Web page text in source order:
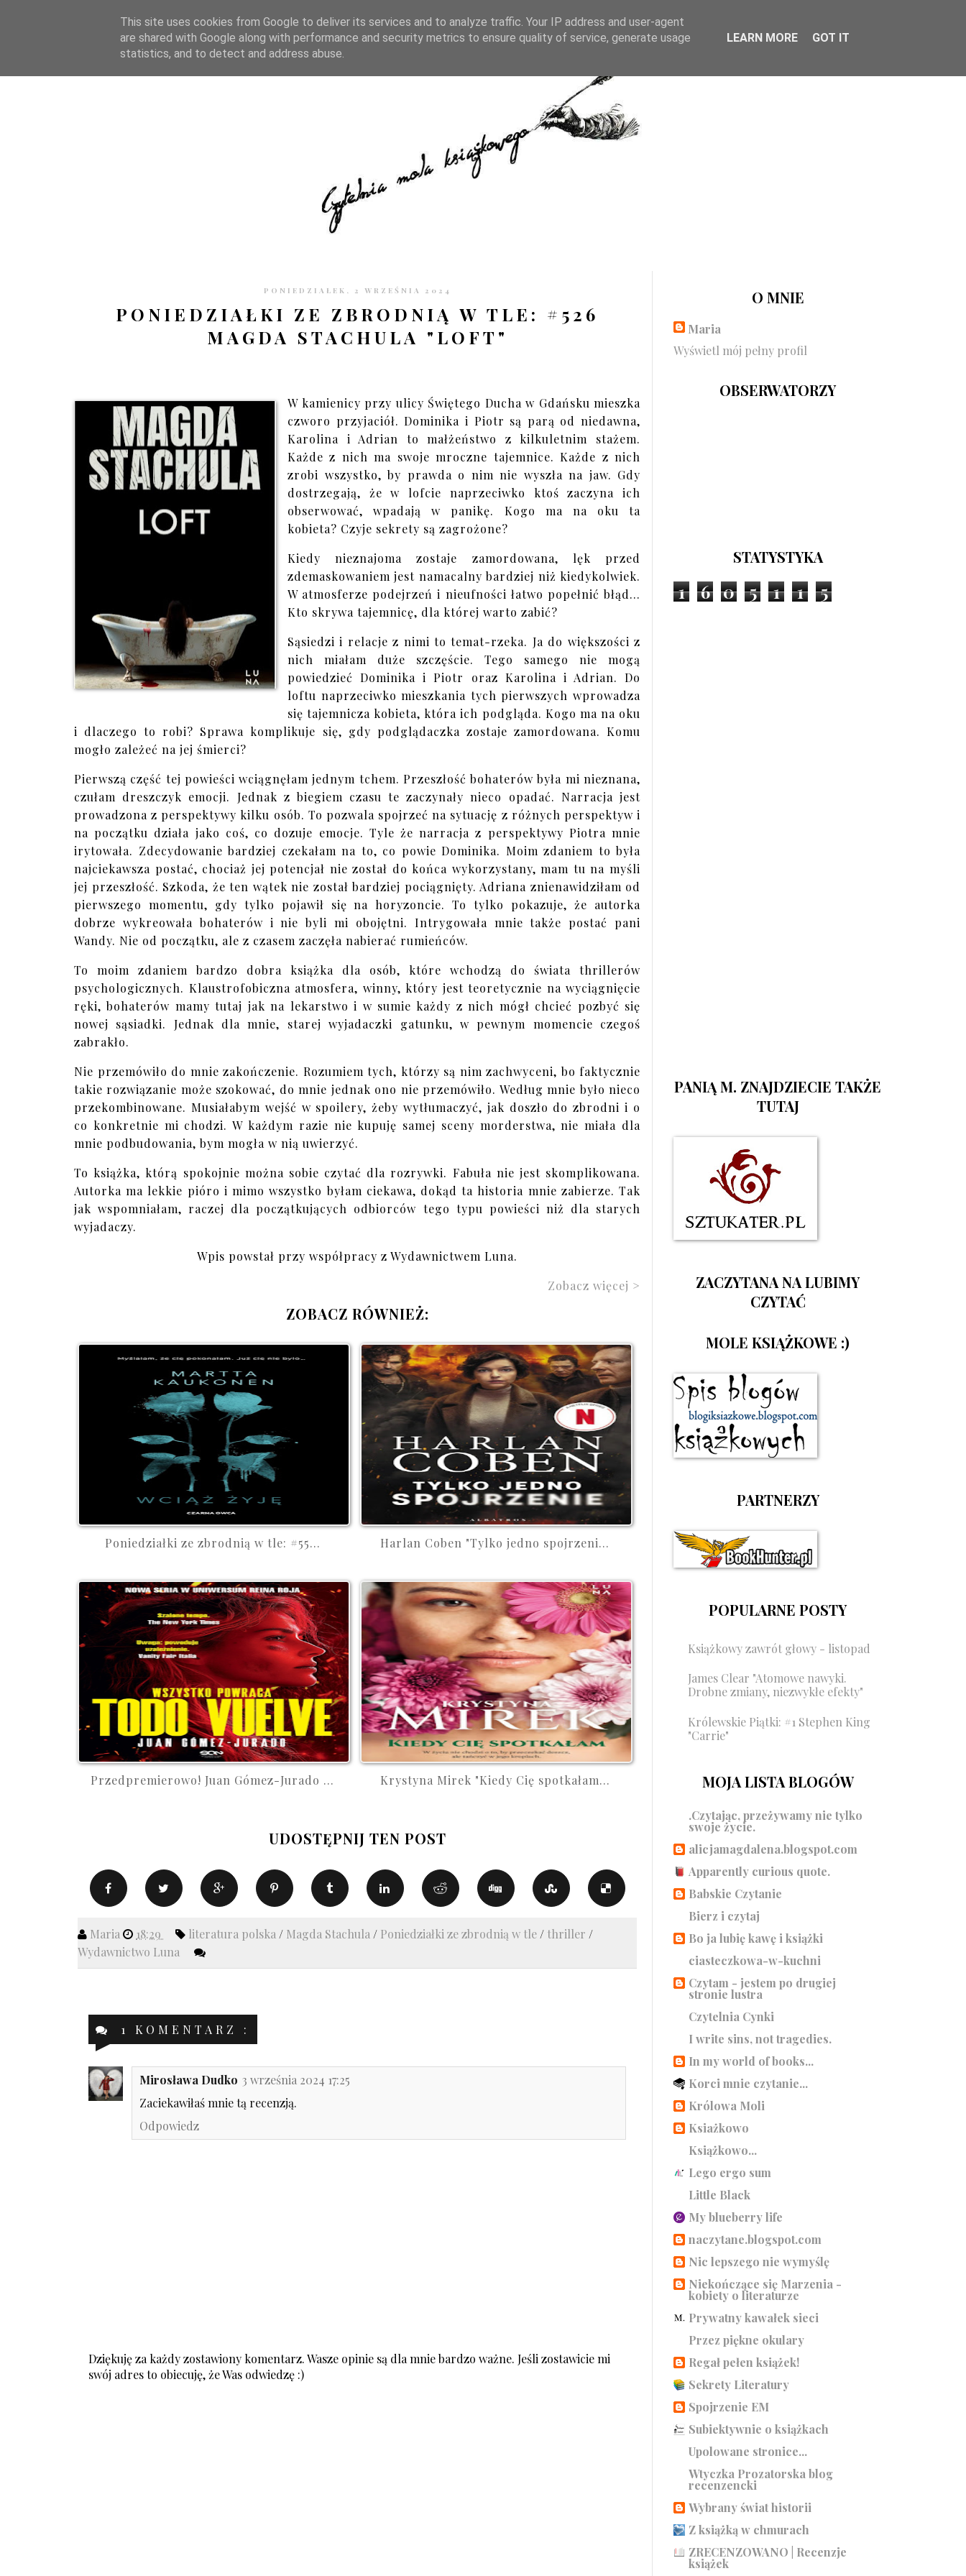
STRONA GŁÓWNA WSPÓŁPRACA RECENZJE O STRONIE KONTAKT CZYTELNIA PO GODZINACH
PONIEDZIAŁEK, 2 WRZEŚNIA 2024
PONIEDZIAŁKI ZE ZBRODNIĄ W TLE: #526
MAGDA STACHULA "LOFT"
W kamienicy przy ulicy Świętego Ducha w Gdańsku mieszka
czworo przyjaciół. Dominika i Piotr są parą od niedawna,
Karolina i Adrian to małżeństwo z kilkuletnim stażem.
Każde z nich ma swoje mroczne tajemnice. Każde z nich
zrobi wszystko, by prawda o nim nie wyszła na jaw. Gdy
dostrzegają, że w lofcie naprzeciwko ktoś zaczyna ich
obserwować, wpadają w panikę. Kogo ma na oku ta
kobieta? Czyje sekrety są zagrożone?
Kiedy nieznajoma zostaje zamordowana, lęk przed
zdemaskowaniem jest namacalny bardziej niż kiedykolwiek.
W atmosferze podejrzeń i nieufności łatwo popełnić błąd…
Kto skrywa tajemnicę, dla której warto zabić?
Sąsiedzi i relacje z nimi to temat-rzeka. Ja do większości z
nich miałam duże szczęście. Tego samego nie mogą
powiedzieć Dominika i Piotr oraz Karolina i Adrian. Do
loftu naprzeciwko mieszkania tych pierwszych wprowadza
się tajemnicza kobieta, która ich podgląda. Kogo ma na oku
i dlaczego to robi? Sprawa komplikuje się, gdy podglądaczka zostaje zamordowana. Komu
mogło zależeć na jej śmierci?
Pierwszą część tej powieści wciągnęłam jednym tchem. Przeszłość bohaterów była mi nieznana,
czułam dreszczyk emocji. Jednak z biegiem czasu te zaczynały nieco opadać. Narracja jest
prowadzona z perspektywy kilku osób. To pozwala spojrzeć na sytuację z różnych perspektyw i
na początku działa jako coś, co dozuje emocje. Tyle że narracja z perspektywy Piotra mnie
irytowała. Zdecydowanie bardziej czekałam na to, co powie Dominika. Moim zdaniem to była
najciekawsza postać, chociaż jej potencjał nie został do końca wykorzystany, mam tu na myśli
jej przeszłość. Szkoda, że ten wątek nie został bardziej pociągnięty. Adriana znienawidziłam od
pierwszego momentu, gdy tylko pojawił się na horyzoncie. To tylko pokazuje, że autorka
dobrze wykreowała bohaterów i nie byli mi obojętni. Intrygowała mnie także postać pani
Wandy. Nie od początku, ale z czasem zaczęła nabierać rumieńców.
To moim zdaniem bardzo dobra książka dla osób, które wchodzą do świata thrillerów
psychologicznych. Klaustrofobiczna atmosfera, winny, który jest teoretycznie na wyciągnięcie
ręki, bohaterów mamy tutaj jak na lekarstwo i w sumie każdy z nich mógł chcieć pozbyć się
nowej sąsiadki. Jednak dla mnie, starej wyjadaczki gatunku, w pewnym momencie czegoś
zabrakło.
Nie przemówiło do mnie zakończenie. Rozumiem tych, którzy są nim zachwyceni, bo faktycznie
takie rozwiązanie może szokować, do mnie jednak ono nie przemówiło. Według mnie było nieco
przekombinowane. Musiałabym wejść w spoilery, żeby wytłumaczyć, jak doszło do zbrodni i o
co konkretnie mi chodzi. W każdym razie nie kupuję samej sceny morderstwa, nie miała dla
mnie podbudowania, bym mogła w nią uwierzyć.
To książka, którą spokojnie można sobie czytać dla rozrywki. Fabuła nie jest skomplikowana.
Autorka ma lekkie pióro i mimo wszystko byłam ciekawa, dokąd ta historia mnie zabierze. Tak
jak wspomniałam, raczej dla początkujących odbiorców tego typu powieści niż dla starych
wyjadaczy.
Wpis powstał przy współpracy z Wydawnictwem Luna.
Zobacz więcej >
ZOBACZ RÓWNIEŻ:
Poniedziałki ze zbrodnią w tle: #55... Harlan Coben "Tylko jedno spojrzeni...
Przedpremierowo! Juan Gómez-Jurado ... Krystyna Mirek "Kiedy Cię spotkałam...
UDOSTĘPNIJ TEN POST
Maria 18:29 literatura polska / Magda Stachula / Poniedziałki ze zbrodnią w tle / thriller /
Wydawnictwo Luna
1 KOMENTARZ :
Mirosława Dudko 3 września 2024 17:25
Zaciekawiłaś mnie tą recenzją.
Odpowiedz
Dziękuję za każdy zostawiony komentarz. Wasze opinie są dla mnie bardzo ważne. Jeśli zostawicie mi
swój adres to obiecuję, że Was odwiedzę :)
O MNIE
Maria
Wyświetl mój pełny profil
OBSERWATORZY
STATYSTYKA
1 6 0 5 1 1 5
PANIĄ M. ZNAJDZIECIE TAKŻE
TUTAJ
ZACZYTANA NA LUBIMY
CZYTAĆ
MOLE KSIĄŻKOWE :)
PARTNERZY
POPULARNE POSTY
Książkowy zawrót głowy - listopad
James Clear "Atomowe nawyki.
Drobne zmiany, niezwykłe efekty"
Królewskie Piątki: #1 Stephen King
"Carrie"
MOJA LISTA BLOGÓW
.Czytając, przeżywamy nie tylko
swoje życie.
alicjamagdalena.blogspot.com
Apparently curious quote.
Babskie Czytanie
Bierz i czytaj
Bo ja lubię kawę i książki
ciasteczkowa-w-kuchni
Czytam - jestem po drugiej
stronie lustra
Czytelnia Cynki
I write sins, not tragedies.
In my world of books...
Korci mnie czytanie...
Królowa Moli
Ksiażkowo
Książkowo...
Lego ergo sum
Little Black
My blueberry life
naczytane.blogspot.com
Nic lepszego nie wymyślę
Niekończące się Marzenia -
kobiety o literaturze
Prywatny kawałek sieci
Przez piękne okulary
Regał pełen książek!
Sekrety Literatury
Spojrzenie EM
Subiektywnie o książkach
Upolowane stronice...
Wtyczka Prozatorska blog
recenzencki
Wybrany świat historii
Z książką w chmurach
ZRECENZOWANO | Recenzje
książek
This site uses cookies from Google to deliver its services and to analyze traffic. Your IP address and user-agent
are shared with Google along with performance and security metrics to ensure quality of service, generate usage
statistics, and to detect and address abuse.
LEARN MORE GOT IT